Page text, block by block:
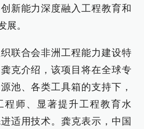
新能力深度融入工程教育和
展。
联合会非洲工程能力建设特
克介绍，该项目将在全球专
池、各类工具箱的支持下，
程师、显著提升工程教育水
适用技术。龚克表示，中国